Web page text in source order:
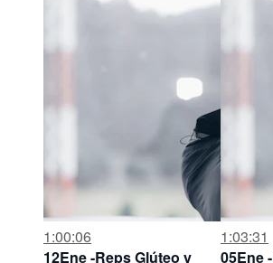
1:00:06
12Ene -Reps Glúteo y
1:03:31
05Ene